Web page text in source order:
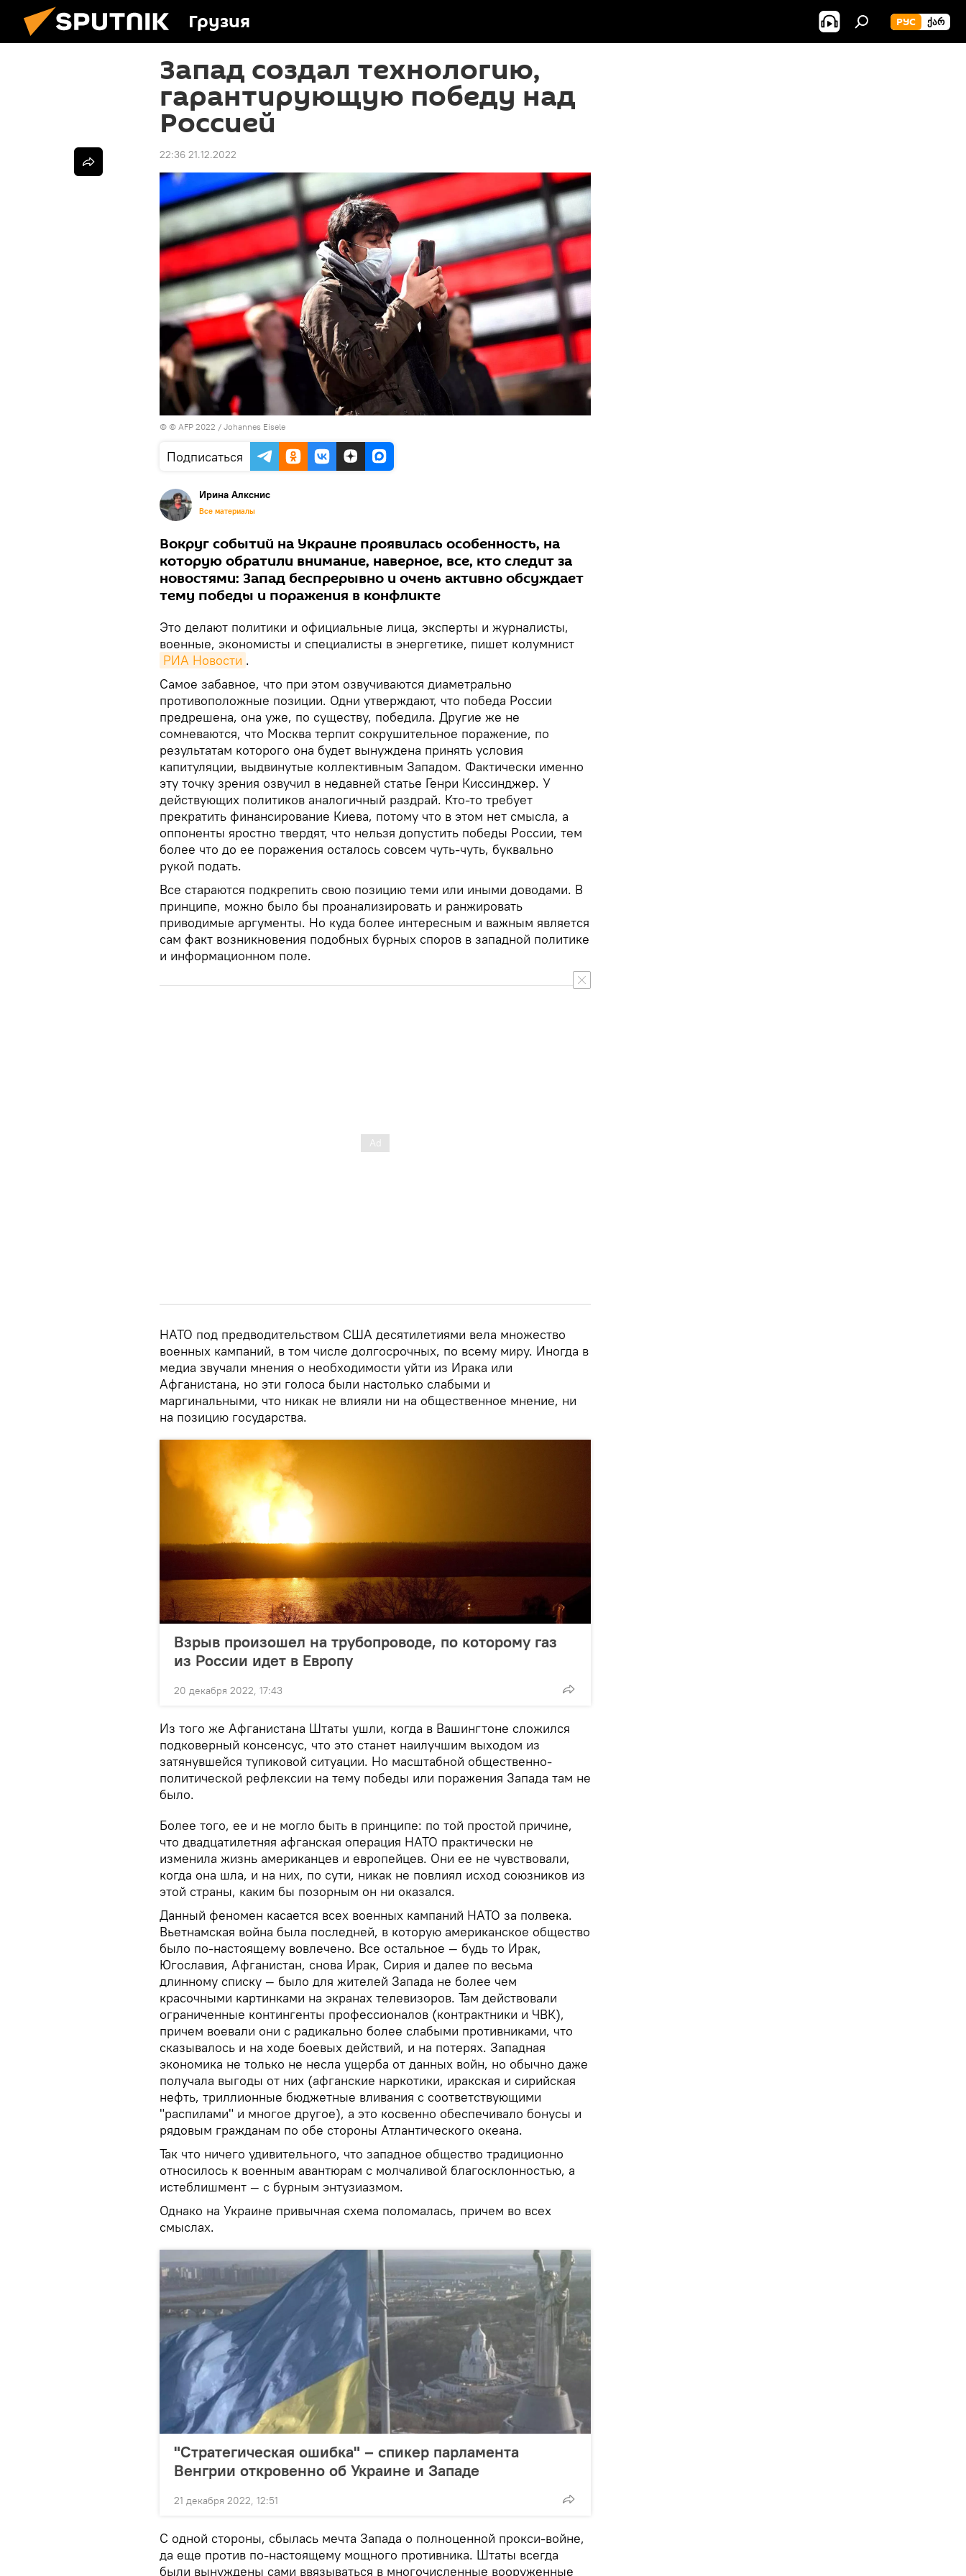
Грузия РУС ᲥᲐᲠ
Запад создал технологию,
гарантирующую победу над
Россией
22:36 21.12.2022
© © AFP 2022 / Johannes Eisele
Подписаться
Ирина Алкснис
Все материалы
Вокруг событий на Украине проявилась особенность, на
которую обратили внимание, наверное, все, кто следит за
новостями: Запад беспрерывно и очень активно обсуждает
тему победы и поражения в конфликте
Это делают политики и официальные лица, эксперты и журналисты,
военные, экономисты и специалисты в энергетике, пишет колумнист
РИА Новости .
Самое забавное, что при этом озвучиваются диаметрально
противоположные позиции. Одни утверждают, что победа России
предрешена, она уже, по существу, победила. Другие же не
сомневаются, что Москва терпит сокрушительное поражение, по
результатам которого она будет вынуждена принять условия
капитуляции, выдвинутые коллективным Западом. Фактически именно
эту точку зрения озвучил в недавней статье Генри Киссинджер. У
действующих политиков аналогичный раздрай. Кто-то требует
прекратить финансирование Киева, потому что в этом нет смысла, а
оппоненты яростно твердят, что нельзя допустить победы России, тем
более что до ее поражения осталось совсем чуть-чуть, буквально
рукой подать.
Все стараются подкрепить свою позицию теми или иными доводами. В
принципе, можно было бы проанализировать и ранжировать
приводимые аргументы. Но куда более интересным и важным является
сам факт возникновения подобных бурных споров в западной политике
и информационном поле.
НАТО под предводительством США десятилетиями вела множество
военных кампаний, в том числе долгосрочных, по всему миру. Иногда в
медиа звучали мнения о необходимости уйти из Ирака или
Афганистана, но эти голоса были настолько слабыми и
маргинальными, что никак не влияли ни на общественное мнение, ни
на позицию государства.
Взрыв произошел на трубопроводе, по которому газ
из России идет в Европу
20 декабря 2022, 17:43
Из того же Афганистана Штаты ушли, когда в Вашингтоне сложился
подковерный консенсус, что это станет наилучшим выходом из
затянувшейся тупиковой ситуации. Но масштабной общественно-
политической рефлексии на тему победы или поражения Запада там не
было.
Более того, ее и не могло быть в принципе: по той простой причине,
что двадцатилетняя афганская операция НАТО практически не
изменила жизнь американцев и европейцев. Они ее не чувствовали,
когда она шла, и на них, по сути, никак не повлиял исход союзников из
этой страны, каким бы позорным он ни оказался.
Данный феномен касается всех военных кампаний НАТО за полвека.
Вьетнамская война была последней, в которую американское общество
было по-настоящему вовлечено. Все остальное — будь то Ирак,
Югославия, Афганистан, снова Ирак, Сирия и далее по весьма
длинному списку — было для жителей Запада не более чем
красочными картинками на экранах телевизоров. Там действовали
ограниченные контингенты профессионалов (контрактники и ЧВК),
причем воевали они с радикально более слабыми противниками, что
сказывалось и на ходе боевых действий, и на потерях. Западная
экономика не только не несла ущерба от данных войн, но обычно даже
получала выгоды от них (афганские наркотики, иракская и сирийская
нефть, триллионные бюджетные вливания с соответствующими
"распилами" и многое другое), а это косвенно обеспечивало бонусы и
рядовым гражданам по обе стороны Атлантического океана.
Так что ничего удивительного, что западное общество традиционно
относилось к военным авантюрам с молчаливой благосклонностью, а
истеблишмент — с бурным энтузиазмом.
Однако на Украине привычная схема поломалась, причем во всех
смыслах.
"Стратегическая ошибка" – спикер парламента
Венгрии откровенно об Украине и Западе
21 декабря 2022, 12:51
С одной стороны, сбылась мечта Запада о полноценной прокси-войне,
да еще против по-настоящему мощного противника. Штаты всегда
были вынуждены сами ввязываться в многочисленные вооруженные